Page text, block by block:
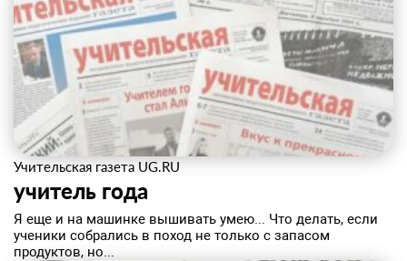
Учительская газета UG.RU
учитель года
Я еще и на машинке вышивать умею... Что делать, если
ученики собрались в поход не только с запасом
продуктов, но...